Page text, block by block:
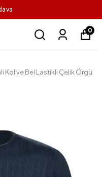
0
Kol ve Bel Lastikli Çelik Örgü